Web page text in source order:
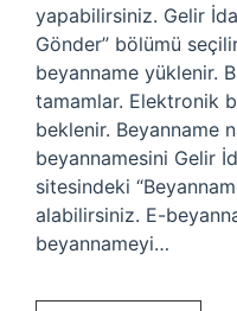
yapabilirsiniz. Gelir
Gönder” bölümü
beyanname yüklenir.
tamamlar. Elektronik
beklenir. Beyanname
beyannamesini Gelir
sitesindeki
alabilirsiniz. E-
beyannameyi…